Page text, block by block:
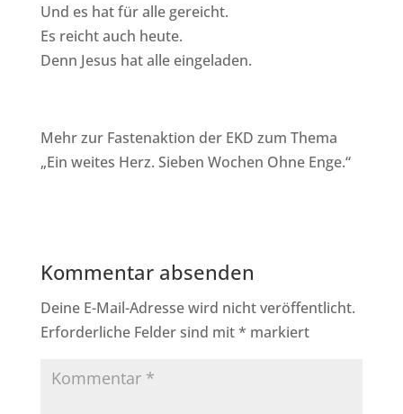
Und es hat für alle gereicht.
Es reicht auch heute.
Denn Jesus hat alle eingeladen.
Mehr zur Fastenaktion der EKD zum Thema
„Ein weites Herz. Sieben Wochen Ohne Enge.“
Kommentar absenden
Deine E-Mail-Adresse wird nicht veröffentlicht.
Erforderliche Felder sind mit* markiert